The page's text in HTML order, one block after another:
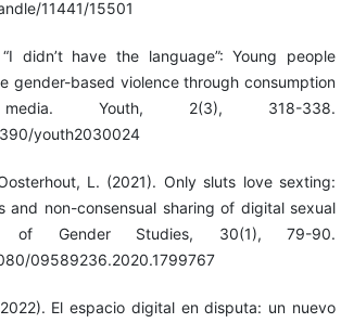
11441/15501
didn’t have the language”: Young people
gender-based violence through consumption
Youth, 2(3), 318-338.
youth2030024
L. (2021). Only sluts love sexting:
and non-consensual sharing of digital sexual
of Gender Studies, 30(1), 79-90.
09589236.2020.1799767
El espacio digital en disputa: un nuevo